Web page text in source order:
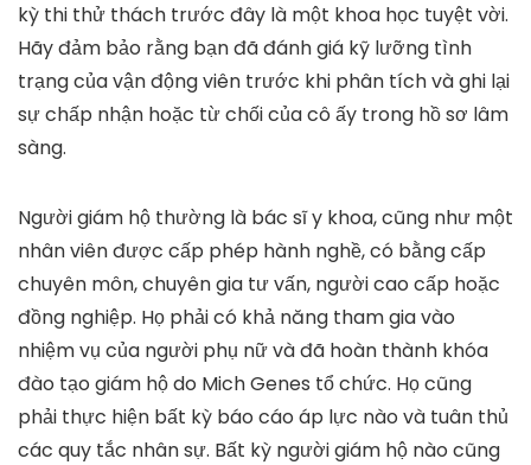
kỳ thi thử thách trước đây là một khoa học tuyệt vời.
Hãy đảm bảo rằng bạn đã đánh giá kỹ lưỡng tình
trạng của vận động viên trước khi phân tích và ghi lại
sự chấp nhận hoặc từ chối của cô ấy trong hồ sơ lâm
sàng.
Người giám hộ thường là bác sĩ y khoa, cũng như một
nhân viên được cấp phép hành nghề, có bằng cấp
chuyên môn, chuyên gia tư vấn, người cao cấp hoặc
đồng nghiệp. Họ phải có khả năng tham gia vào
nhiệm vụ của người phụ nữ và đã hoàn thành khóa
đào tạo giám hộ do Mich Genes tổ chức. Họ cũng
phải thực hiện bất kỳ báo cáo áp lực nào và tuân thủ
các quy tắc nhân sự. Bất kỳ người giám hộ nào cũng